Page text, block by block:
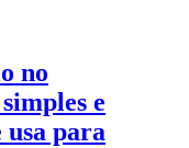
no
e
usa para